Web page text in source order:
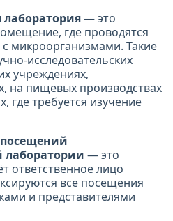
— это
где проводятся
микроорганизмами. Такие
исследовательских
учреждениях,
на пищевых производствах
где требуется изучение
лаборатории — это
ответственное лицо
все посещения
и представителями